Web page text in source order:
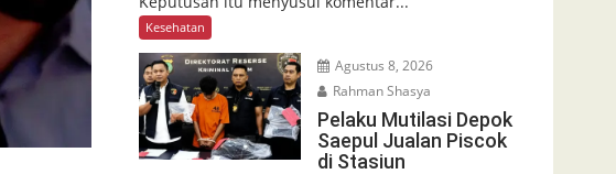
Kesehatan
Agustus 8, 2026
Rahman Shasya
Pelaku Mutilasi Depok
Saepul Jualan Piscok
di Stasiun